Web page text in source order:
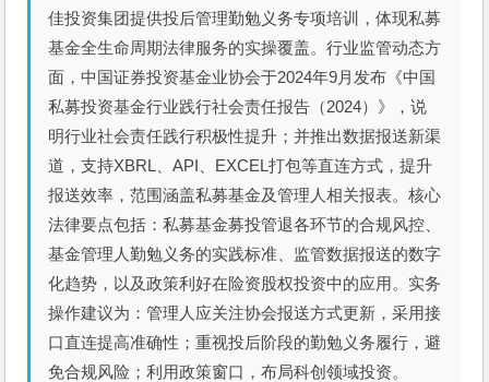
佳投资集团提供投后管理勤勉义务专项培训，体现私募
基金全生命周期法律服务的实操覆盖。行业监管动态方
面，中国证券投资基金业协会于2024年9月发布《中国
私募投资基金行业践行社会责任报告（2024）》，说
明行业社会责任践行积极性提升；并推出数据报送新渠
道，支持XBRL、API、EXCEL打包等直连方式，提升
报送效率，范围涵盖私募基金及管理人相关报表。核心
法律要点包括：私募基金募投管退各环节的合规风控、
基金管理人勤勉义务的实践标准、监管数据报送的数字
化趋势，以及政策利好在险资股权投资中的应用。实务
操作建议为：管理人应关注协会报送方式更新，采用接
口直连提高准确性；重视投后阶段的勤勉义务履行，避
免合规风险；利用政策窗口，布局科创领域投资。